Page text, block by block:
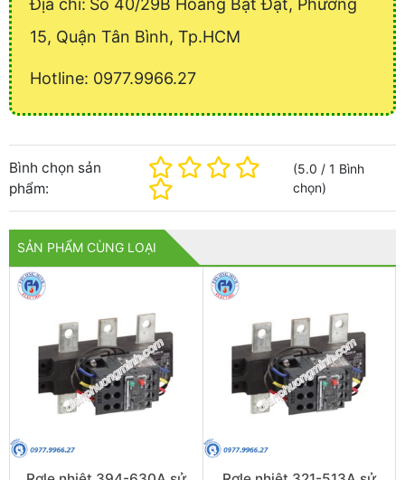
Địa chỉ: Số 40/29B Hoàng Bật Đạt, Phường
15, Quận Tân Bình, Tp.HCM
Hotline: 0977.9966.27
Bình chọn sản
phẩm:
(5.0 /1 Bình
chọn)
SẢN PHẨM CÙNG LOẠI